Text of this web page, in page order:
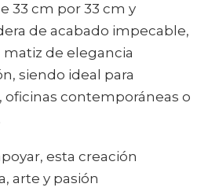
33 cm por 33 cm y
de acabado impecable,
de elegancia
siendo ideal para
oficinas contemporáneas o
esta creación
arte y pasión